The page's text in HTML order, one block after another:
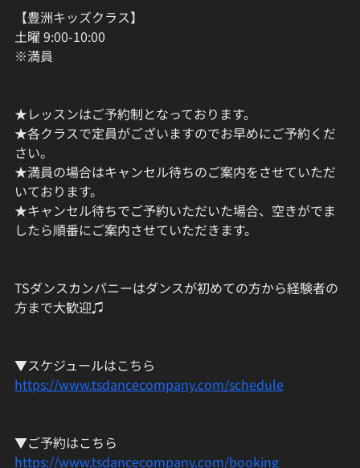
【豊洲キッズクラス】
土曜 9:00-10:00
※満員
★レッスンはご予約制となっております。
★各クラスで定員がございますのでお早めにご予約くだ
さい。
★満員の場合はキャンセル待ちのご案内をさせていただ
いております。
★キャンセル待ちでご予約いただいた場合、空きがでま
したら順番にご案内させていただきます。
TSダンスカンパニーはダンスが初めての方から経験者の
方まで大歓迎♫
▼スケジュールはこちら
https://www.tsdancecompany.com/schedule
▼ご予約はこちら
https://www.tsdancecompany.com/booking